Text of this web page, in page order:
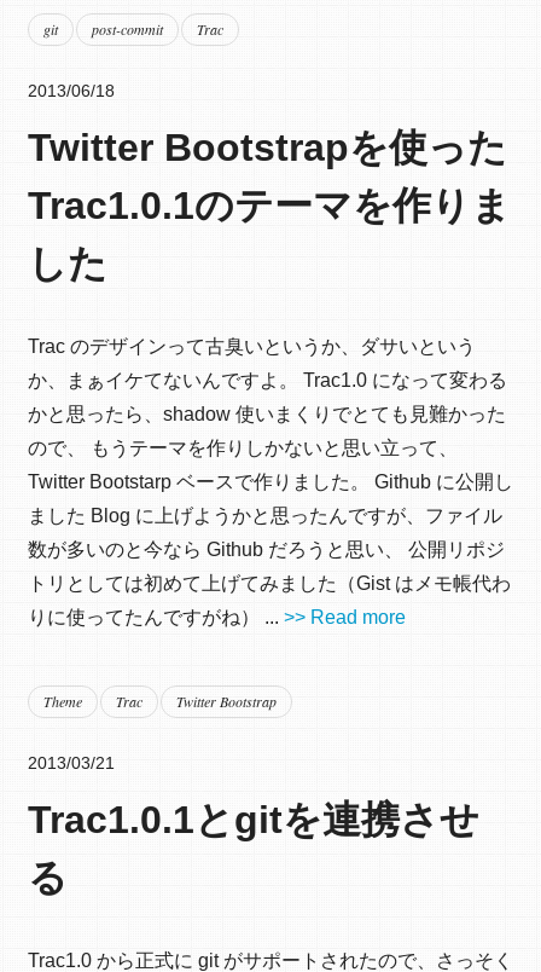
git post-commit Trac
2013/06/18
Twitter Bootstrapを使った
Trac1.0.1のテーマを作りま
した
Trac のデザインって古臭いというか、ダサいという
か、まぁイケてないんですよ。 Trac1.0 になって変わる
かと思ったら、shadow 使いまくりでとても見難かった
ので、 もうテーマを作りしかないと思い立って、
Twitter Bootstarp ベースで作りました。 Github に公開し
ました Blog に上げようかと思ったんですが、ファイル
数が多いのと今なら Github だろうと思い、 公開リポジ
トリとしては初めて上げてみました（Gist はメモ帳代わ
りに使ってたんですがね） ... >> Read more
Theme Trac Twitter Bootstrap
2013/03/21
Trac1.0.1とgitを連携させ
る
Trac1.0 から正式に git がサポートされたので、さっそく